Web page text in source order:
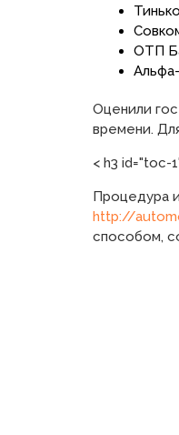
ОТП
Оценили
времени.
< h3 id="toc-
Процедура
http://
способом,